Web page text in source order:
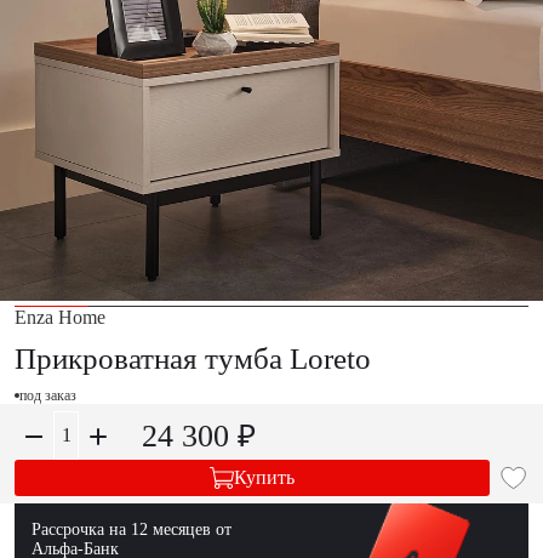
Enza Home
Прикроватная тумба Loreto
под заказ
24 300 ₽
Купить
Рассрочка на 12 месяцев от
Альфа-Банк